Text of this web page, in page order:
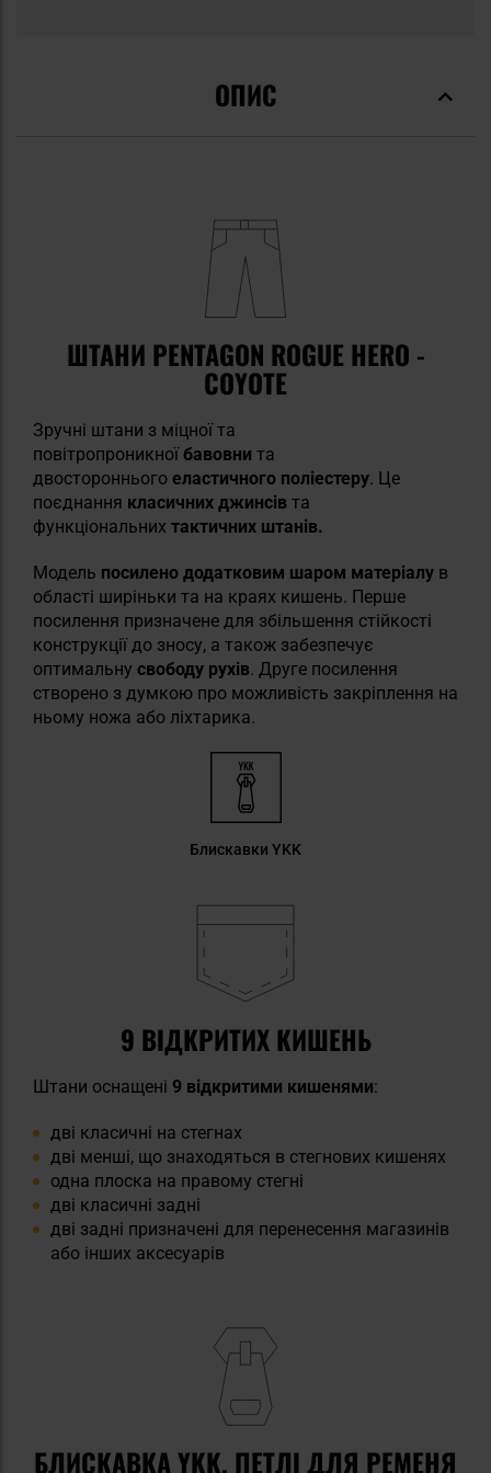
ОПИС
ШТАНИ PENTAGON ROGUE HERO -
COYOTE
Зручні штани з міцної та
повітропроникноїбавовни та
двостороннього еластичного поліестеру. Це
поєднання класичних джинсів та
функціональних тактичних штанів.
Модель посилено додатковим шаром матеріалу в
області ширіньки та на краях кишень. Перше
посилення призначене для збільшення стійкості
конструкції до зносу, а також забезпечує
оптимальну свободу рухів. Друге посилення
створено з думкою про можливість закріплення на
ньому ножа або ліхтарика.
Блискавки YKK
9 ВІДКРИТИХ КИШЕНЬ
Штани оснащені 9 відкритими кишенями:
дві класичні на стегнах
дві менші, що знаходяться в стегнових кишенях
одна плоска на правому стегні
дві класичні задні
дві задні призначені для перенесення магазинів
або інших аксесуарів
БЛИСКАВКА YKK, ПЕТЛІ ДЛЯ РЕМЕНЯ